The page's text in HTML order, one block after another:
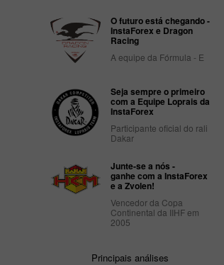
O futuro está chegando -
InstaForex e Dragon
Racing
A equipe da Fórmula - E
Seja sempre o primeiro
com a Equipe Loprais da
InstaForex
Participante oficial do rali
Dakar
Junte-se a nós -
ganhe com a InstaForex
e a Zvolen!
Vencedor da Copa
Continental da IIHF em
2005
Principais análises